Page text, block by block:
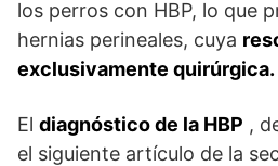
los perros con HBP, lo que
hernias perineales, cuya
exclusivamente quirúrgica.
El diagnóstico de la HBP ,
el siguiente artículo de la